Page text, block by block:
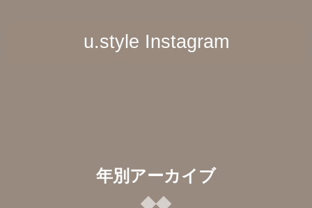
u.style Instagram
年別アーカイブ